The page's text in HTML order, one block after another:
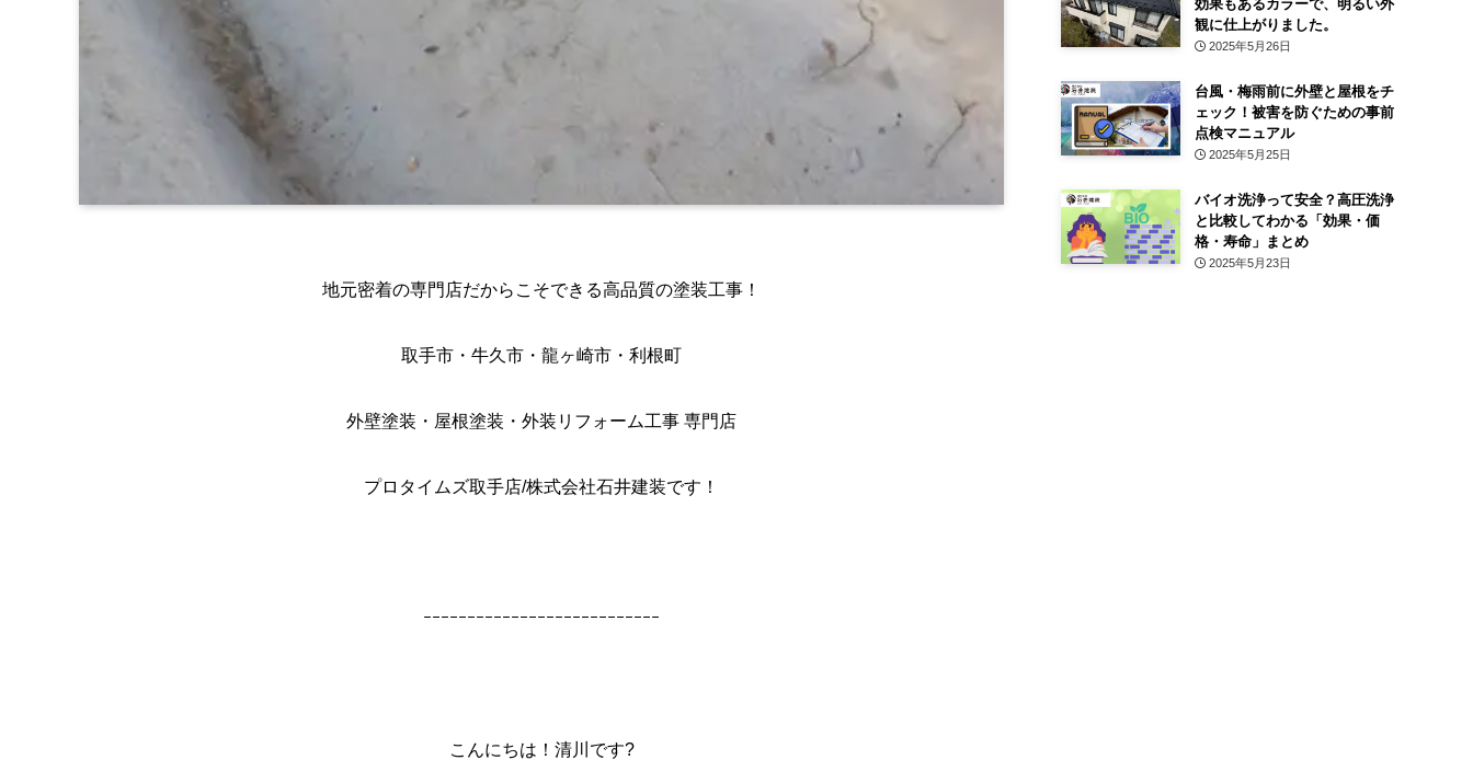
地元密着の専門店だからこそできる高品質の塗装工事！
取手市・牛久市・龍ヶ崎市・利根町
外壁塗装・屋根塗装・外装リフォーム工事 専門店
プロタイムズ取手店/株式会社石井建装です！
ｰｰｰｰｰｰｰｰｰｰｰｰｰｰｰｰｰｰｰｰｰｰｰｰｰｰｰ
こんにちは！清川です?
効果もあるカラーで、明るい外
観に仕上がりました。
2025年5月26日
台風・梅雨前に外壁と屋根をチ
ェック！被害を防ぐための事前
点検マニュアル
2025年5月25日
バイオ洗浄って安全？高圧洗浄
と比較してわかる「効果・価
格・寿命」まとめ
2025年5月23日